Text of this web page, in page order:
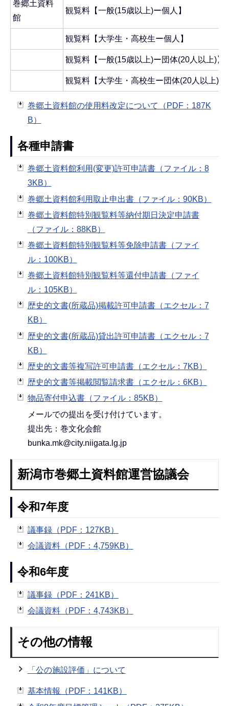
巻郷土資料
館
観覧料【一般(15歳以上)ー個人】
観覧料【大学生・高校生ー個人】
観覧料【一般(15歳以上)ー団体(20人以上)】
観覧料【大学生・高校生ー団体(20人以上)】
巻郷土資料館の使用料改定について（PDF：187K
B）
各種申請書
巻郷土資料館利用(変更)許可申請書（ファイル：8
3KB）
巻郷土資料館利用取止申出書（ファイル：90KB）
巻郷土資料館特別観覧料等納付期日決定申請書
（ファイル：88KB）
巻郷土資料館特別観覧料等免除申請書（ファイ
ル：100KB）
巻郷土資料館特別観覧料等還付申請書（ファイ
ル：105KB）
歴史的文書(所蔵品)掲載許可申請書（エクセル：7
KB）
歴史的文書(所蔵品)貸出許可申請書（エクセル：7
KB）
歴史的文書等複写許可申請書（エクセル：7KB）
歴史的文書等掲載閲覧請求書（エクセル：6KB）
物品寄付申込書（ファイル：85KB）
メールでの提出を受け付けています。
提出先：巻文化会館
bunka.mk@city.niigata.lg.jp
新潟市巻郷土資料館運営協議会
令和7年度
議事録（PDF：127KB）
会議資料（PDF：4,759KB）
令和6年度
議事録（PDF：241KB）
会議資料（PDF：4,743KB）
その他の情報
「公の施設評価」について
基本情報（PDF：141KB）